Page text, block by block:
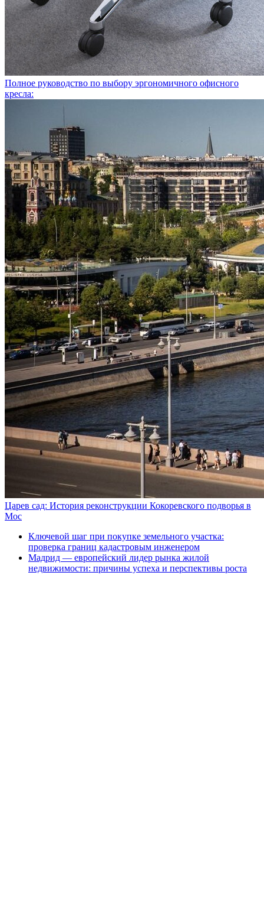
Полное руководство по выбору эргономичного офисного
кресла:
Царев сад: История реконструкции Кокоревского подворья в
Мос
Ключевой шаг при покупке земельного участка:
проверка границ кадастровым инженером
Мадрид — европейский лидер рынка жилой
недвижимости: причины успеха и перспективы роста